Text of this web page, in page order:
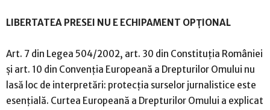
LIBERTATEA PRESEI NU E ECHIPAMENT OPȚIONAL
Art. 7 din Legea 504/2002, art. 30 din Constituția României
și art. 10 din Convenția Europeană a Drepturilor Omului nu
lasă loc de interpretări: protecția surselor jurnalistice este
esențială. Curtea Europeană a Drepturilor Omului a explicat